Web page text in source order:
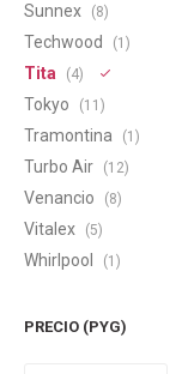
Sunnex (8)
Techwood (1)
Tita (4)
Tokyo (11)
Tramontina (1)
Turbo Air (12)
Venancio (8)
Vitalex (5)
Whirlpool (1)
PRECIO (PYG)